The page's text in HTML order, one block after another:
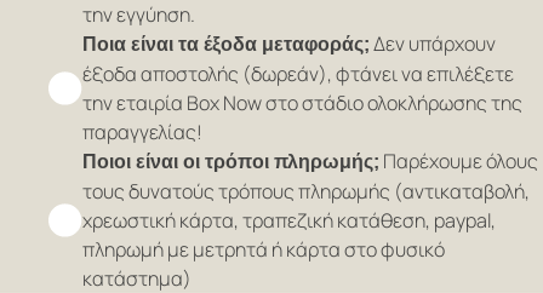
την εγγύηση.
Ποια είναι τα έξοδα μεταφοράς; Δεν υπάρχουν
έξοδα αποστολής (δωρεάν), φτάνει να επιλέξετε
την εταιρία Box Now στο στάδιο ολοκλήρωσης της
παραγγελίας!
Ποιοι είναι οι τρόποι πληρωμής; Παρέχουμε όλους
τους δυνατούς τρόπους πληρωμής (αντικαταβολή,
χρεωστική κάρτα, τραπεζική κατάθεση, paypal,
πληρωμή με μετρητά ή κάρτα στο φυσικό
κατάστημα)